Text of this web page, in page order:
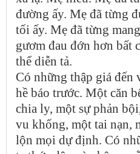
đường ấy. Mẹ đã từng
tối ấy. Mẹ đã từng
gươm đau đớn hơn bất
thể diễn tả.
Có những thập giá đến
hề báo trước. Một căn
chia ly, một sự phản
vu khống, một tai nạn,
lộn mọi dự định. Có